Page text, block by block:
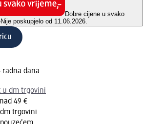
Dobre cijene u svako
Nije poskupjelo od 11.06.2026.
radna dana
u dm trgovini
49 €
trgovini